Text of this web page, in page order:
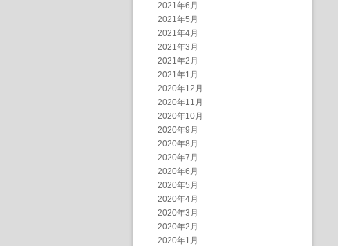
2021年6月
2021年5月
2021年4月
2021年3月
2021年2月
2021年1月
2020年12月
2020年11月
2020年10月
2020年9月
2020年8月
2020年7月
2020年6月
2020年5月
2020年4月
2020年3月
2020年2月
2020年1月